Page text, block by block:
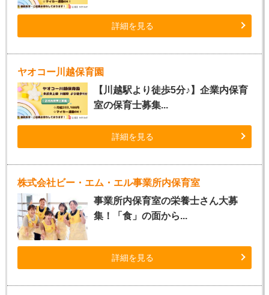
詳細を見る
ヤオコー川越保育園
【川越駅より徒歩5分♪】企業内保育
室の保育士募集...
詳細を見る
株式会社ビー・エム・エル事業所内保育室
事業所内保育室の栄養士さん大募
集！「食」の面から...
詳細を見る